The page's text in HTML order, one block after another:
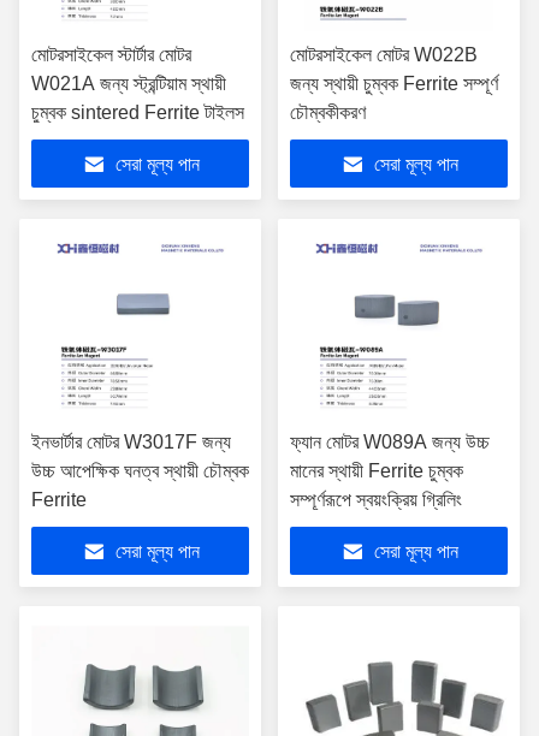
মোটরসাইকেল স্টার্টার মোটর
W021A জন্য স্ট্রন্টিয়াম স্থায়ী
চুম্বক sintered Ferrite টাইলস
সেরা মূল্য পান
মোটরসাইকেল মোটর W022B
জন্য স্থায়ী চুম্বক Ferrite সম্পূর্ণ
চৌম্বকীকরণ
সেরা মূল্য পান
ইনভার্টার মোটর W3017F জন্য
উচ্চ আপেক্ষিক ঘনত্ব স্থায়ী চৌম্বক
Ferrite
সেরা মূল্য পান
ফ্যান মোটর W089A জন্য উচ্চ
মানের স্থায়ী Ferrite চুম্বক
সম্পূর্ণরূপে স্বয়ংক্রিয় গ্রিলিং
সেরা মূল্য পান